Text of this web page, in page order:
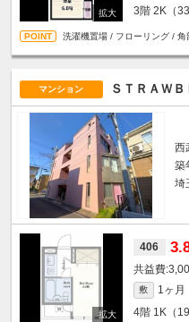
3階 2K（
洗濯機置場 / フローリング / 角
マンション ＳＴＲＡＷ
西
築
埼
406
敷 1ヶ月
4階 1K（